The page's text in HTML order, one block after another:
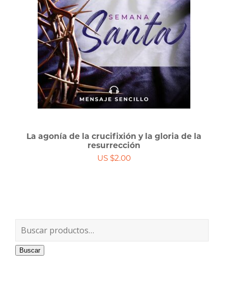
La agonía de la crucifixión y la gloria de la
resurrección
US $2.00
Buscar